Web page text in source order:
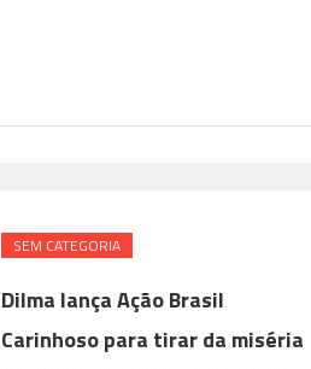
SEM CATEGORIA
Dilma lança Ação Brasil
Carinhoso para tirar da miséria